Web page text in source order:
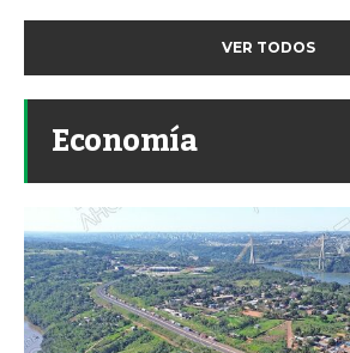
VER TODOS
Economía